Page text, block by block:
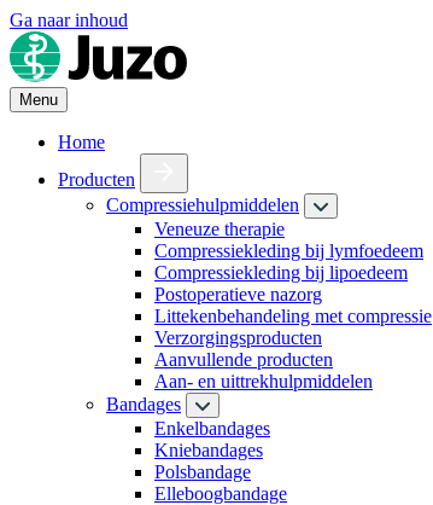
Ga naar inhoud
Menu
Home
Producten
Compressiehulpmiddelen
Veneuze therapie
Compressiekleding bij lymfoedeem
Compressiekleding bij lipoedeem
Postoperatieve nazorg
Littekenbehandeling met compressie
Verzorgingsproducten
Aanvullende producten
Aan- en uittrekhulpmiddelen
Bandages
Enkelbandages
Kniebandages
Polsbandage
Elleboogbandage